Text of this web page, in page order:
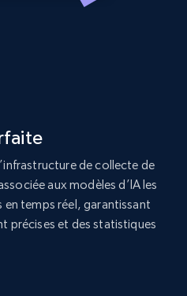
dataset - Collects
category URL
Description, Initial
Reviews count, and
de collecte de
aux modèles d’IA les
en temps réel, garantissant
précises et des statistiques